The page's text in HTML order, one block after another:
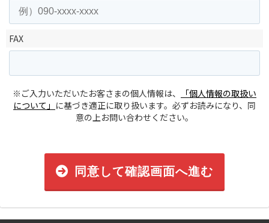
FAX
※ご入力いただいたお客さまの個人情報は、
「個人情報の取扱い
について」 に基づき適正に取り扱います。必ずお読みになり、同
意の上お問い合わせください。
同意して確認画面へ進む